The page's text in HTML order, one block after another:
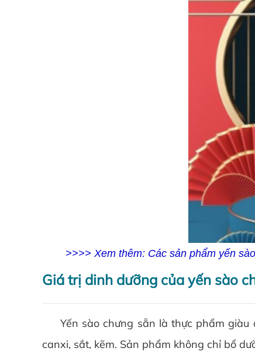
>>>> Xem thêm: Các sản phẩm yến
Giá trị dinh dưỡng của yến sào
Yến sào chưng sẵn là thực phẩm giàu
canxi, sắt, kẽm. Sản phẩm không chỉ bổ